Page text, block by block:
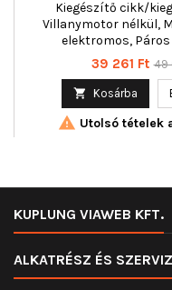
Kiegészítő cikk/
Villanymotor nélkül,
elektromos,
Ár
39 261 Ft 49
 Kosárba
 Utolsó tételek
KUPLUNG VIAWEB KFT.
ALKATRÉSZ ÉS SZERVIZ